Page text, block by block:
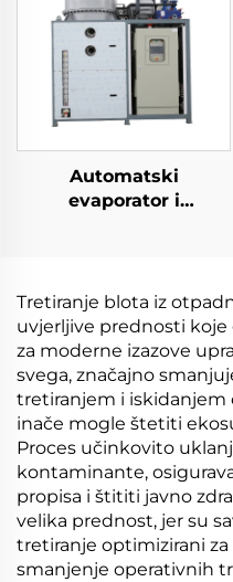
voda
Automatski
evaporator i
iz popunskih lokacija
Tretiranje blota iz
uvjerljive prednosti
za moderne izazove
svega, značajno
tretiranjem i
inače mogle štetiti
Proces učinkovito
kontaminante,
propisa i štititi javno
velika prednost, jer su
tretiranje optimizirani
smanjenje operativnih